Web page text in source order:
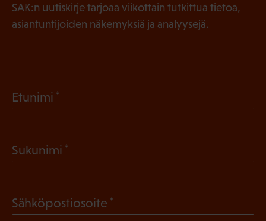
SAK:n uutiskirje tarjoaa viikottain tutkittua tietoa,
asiantuntijoiden näkemyksiä ja analyysejä.
Etunimi
l
Sukunimi
k
Sähköpostiosoite